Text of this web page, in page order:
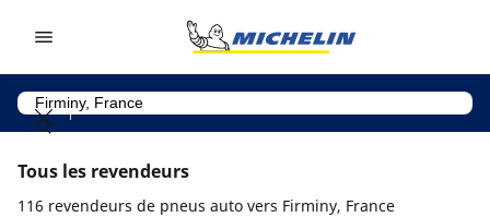
Tous les revendeurs
116 revendeurs de pneus auto vers Firminy, France